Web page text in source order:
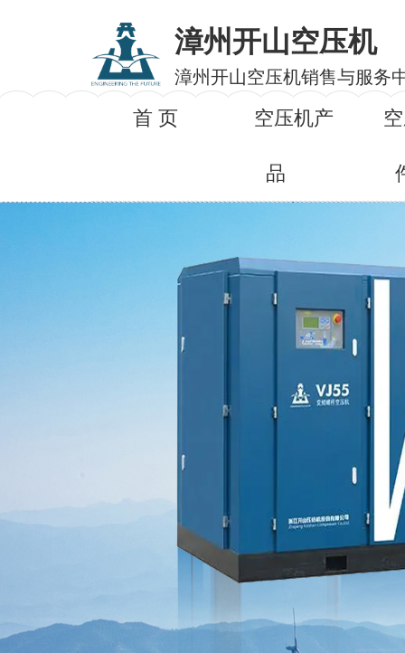
漳州开山空压机
漳州开山空压机销售与服务
首 页 空压机产
品